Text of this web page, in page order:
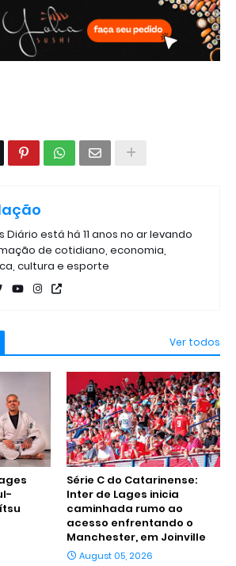
Diário está há 11 anos no ar levando
de cotidiano, economia,
cultura e esporte
Ver todos
Série C do Catarinense:
Inter de Lages inicia
caminhada rumo ao
acesso enfrentando o
Manchester, em Joinville
August 05, 2026